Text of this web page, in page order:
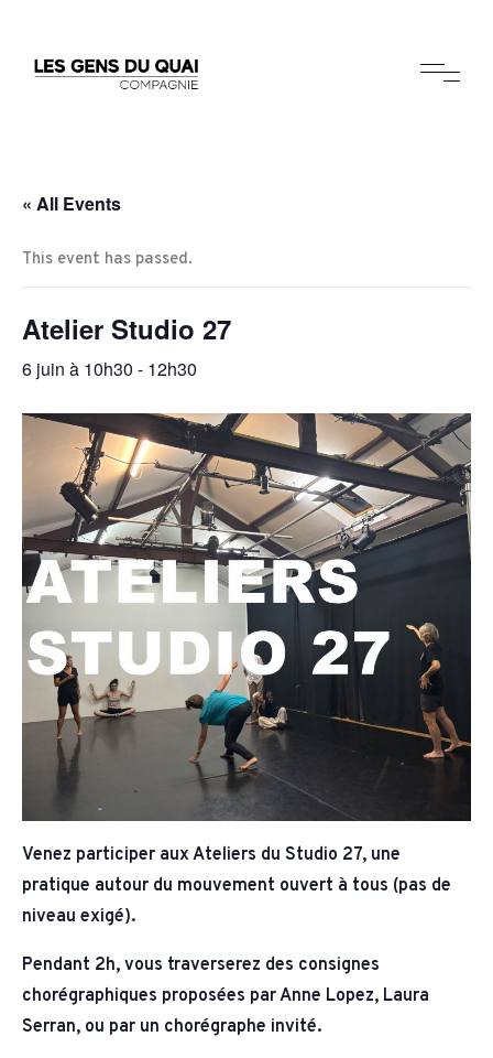
« All Events
This event has passed.
Atelier Studio 27
6 juin à 10h30 - 12h30
Venez participer aux Ateliers du Studio 27, une
pratique autour du mouvement ouvert à tous (pas de
niveau exigé).
Pendant 2h, vous traverserez des consignes
chorégraphiques proposées par Anne Lopez, Laura
Serran, ou par un chorégraphe invité.